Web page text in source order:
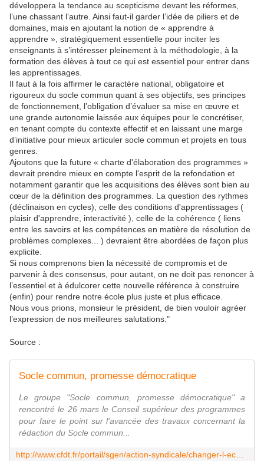
développera la tendance au scepticisme devant les réformes,
l’une chassant l’autre. Ainsi faut-il garder l’idée de piliers et de
domaines, mais en ajoutant la notion de « apprendre à
apprendre », stratégiquement essentielle pour inciter les
enseignants à s’intéresser pleinement à la méthodologie, à la
formation des élèves à tout ce qui est essentiel pour entrer dans
les apprentissages.
Il faut à la fois affirmer le caractère national, obligatoire et
rigoureux du socle commun quant à ses objectifs, ses principes
de fonctionnement, l’obligation d’évaluer sa mise en œuvre et
une grande autonomie laissée aux équipes pour le concrétiser,
en tenant compte du contexte effectif et en laissant une marge
d’initiative pour mieux articuler socle commun et projets en tous
genres.
Ajoutons que la future « charte d'élaboration des programmes »
devrait prendre mieux en compte l'esprit de la refondation et
notamment garantir que les acquisitions des élèves sont bien au
cœur de la définition des programmes. La question des rythmes
(déclinaison en cycles), celle des conditions d'apprentissages (
plaisir d'apprendre, interactivité ), celle de la cohérence ( liens
entre les savoirs et les compétences en matière de résolution de
problèmes complexes... ) devraient être abordées de façon plus
explicite.
Si nous comprenons bien la nécessité de compromis et de
parvenir à des consensus, pour autant, on ne doit pas renoncer à
l’essentiel et à édulcorer cette nouvelle référence à construire
(enfin) pour rendre notre école plus juste et plus efficace.
Nous vous prions, monsieur le président, de bien vouloir agréer
l’expression de nos meilleures salutations."
Source :
Socle commun, promesse démocratique
Le groupe "Socle commun, promesse démocratique" a
rencontré le 26 mars le Conseil supérieur des programmes
pour faire le point sur l'avancée des travaux concernant la
rédaction du Socle commun...